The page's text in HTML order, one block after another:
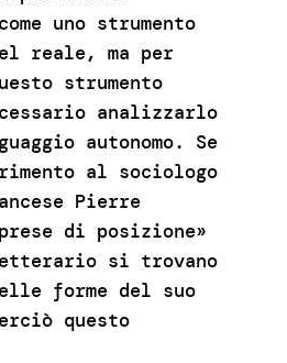
uno strumento
reale, ma per
strumento
analizzarlo
autonomo. Se
al sociologo
Pierre
di posizione»
si trovano
forme del suo
questo